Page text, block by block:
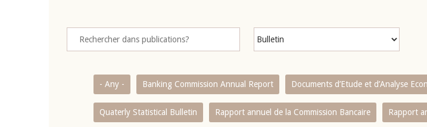
- Any - Banking Commission Annual Report Documents d’Etude et d’Analyse
Quaterly Statistical Bulletin Rapport annuel de la Commission Bancaire Rapport